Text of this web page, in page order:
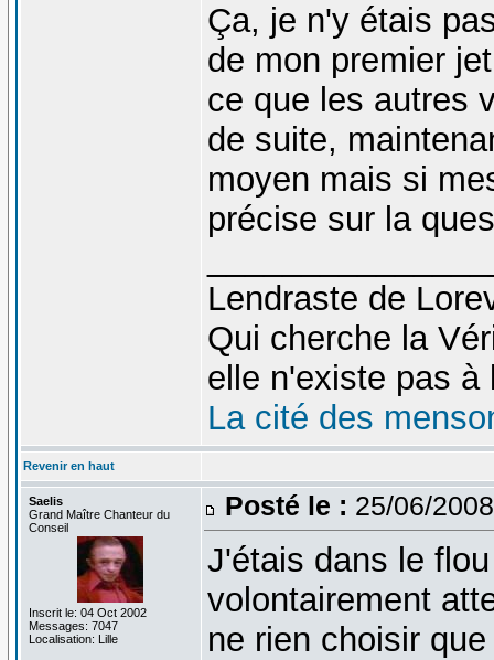
Ça, je n'y étais
de mon premier
ce que les autres
de suite,
moyen mais si
précise sur la
Lendraste de
Qui cherche la
elle n'existe pas à
La cité des
Revenir en haut
Saelis
Grand Maître Chanteur du
Conseil
Inscrit le: 04 Oct 2002
Messages: 7047
Localisation: Lille
Posté le : 25/06/
J'étais dans le
volontairement
ne rien choisir